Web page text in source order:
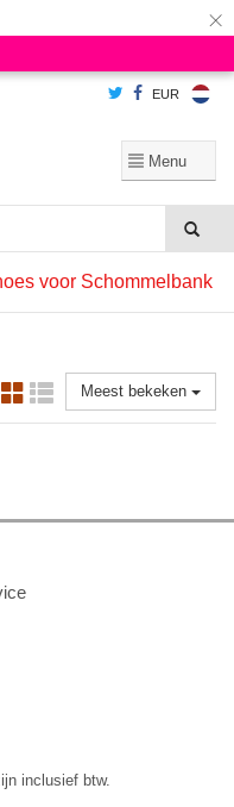
×
EUR
voor Schommelbank
Meest bekeken
inclusief btw.
Is dat akkoord?
Ja